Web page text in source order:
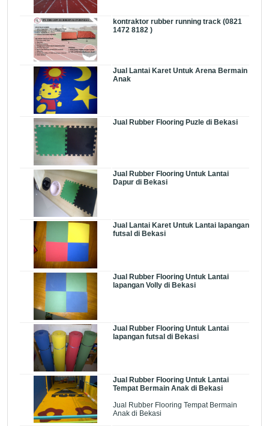
kontraktor rubber running track (0821
1472 8182 )
Jual Lantai Karet Untuk Arena Bermain
Anak
Jual Rubber Flooring Puzle di Bekasi
Jual Rubber Flooring Untuk Lantai
Dapur di Bekasi
Jual Lantai Karet Untuk Lantai lapangan
futsal di Bekasi
Jual Rubber Flooring Untuk Lantai
lapangan Volly di Bekasi
Jual Rubber Flooring Untuk Lantai
lapangan futsal di Bekasi
Jual Rubber Flooring Untuk Lantai
Tempat Bermain Anak di Bekasi
Jual Rubber Flooring Tempat Bermain
Anak di Bekasi